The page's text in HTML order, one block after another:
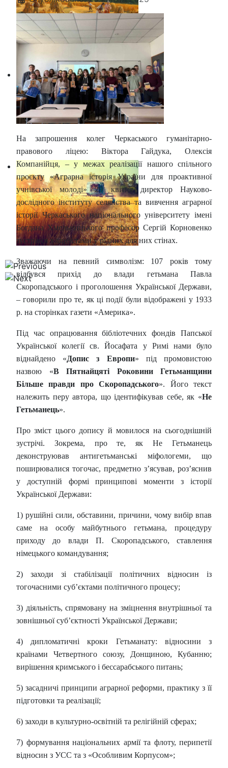
На запрошення колег Черкаського гуманітарно-
правового ліцею: Віктора Гайдука, Олексія
Компанійця, – у межах реалізації нашого спільного
проєкту «Аграрна історія України для проактивної
учнівської молоді» 29 квітня директор Науково-
дослідного інституту селянства та вивчення аграрної
історії Черкаського національного університету імені
Богдана Хмельницького професор Сергій Корновенко
зустрівся з ліцеїстами у рідних для них стінах.
Зважаючи на певний символізм: 107 років тому
відбувся прихід до влади гетьмана Павла
Скоропадського і проголошення Української Держави,
– говорили про те, як ці події були відображені у 1933
р. на сторінках газети «Америка».
Під час опрацювання бібліотечних фондів Папської
Української колегії св. Йосафата у Римі нами було
віднайдено «Допис з Европи» під промовистою
назвою «В Пятнайцяті Роковини Гетьманщини
Більше правди про Скоропадського». Його текст
належить перу автора, що ідентифікував себе, як «Не
Гетьманець».
Про зміст цього допису й мовилося на сьогоднішній
зустрічі. Зокрема, про те, як Не Гетьманець
деконструював антигетьманські міфологеми, що
поширювалися тогочас, предметно з’ясував, роз’яснив
у доступній формі принципові моменти з історії
Української Держави:
1) рушійні сили, обставини, причини, чому вибір впав
саме на особу майбутнього гетьмана, процедуру
приходу до влади П. Скоропадського, ставлення
німецького командування;
2) заходи зі стабілізації політичних відносин із
тогочасними суб’єктами політичного процесу;
3) діяльність, спрямовану на зміцнення внутрішньої та
зовнішньої суб’єктності Української Держави;
4) дипломатичні кроки Гетьманату: відносини з
країнами Четвертного союзу, Донщиною, Кубанню;
вирішення кримського і бессарабського питань;
5) засадничі принципи аграрної реформи, практику з її
підготовки та реалізації;
6) заходи в культурно-освітній та релігійній сферах;
7) формування національних армії та флоту, перипетії
відносин з УСС та з «Особливим Корпусом»;